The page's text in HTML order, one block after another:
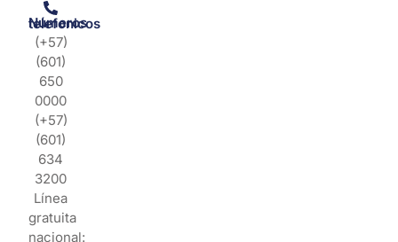
Números telefonicos
(+57)
(601)
650
0000
(+57)
(601)
634
3200
Línea
gratuita
nacional: